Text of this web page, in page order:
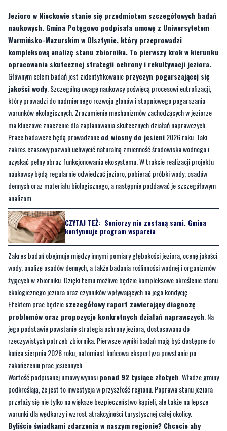
kompleksową analizę stanu zbiornika. To pierwszy krok w kierunku
opracowania skutecznej strategii ochrony i rekultywacji jeziora.
Głównym celem badań jest zidentyfikowanieprzyczyn pogarszającej się
jakości wody. Szczególną uwagę naukowcy poświęcą procesowi eutrofizacji,
który prowadzi do nadmiernego rozwoju glonów i stopniowego pogarszania
warunków ekologicznych. Zrozumienie mechanizmów zachodzących w jeziorze
ma kluczowe znaczenie dla zaplanowania skutecznych działań naprawczych.
Prace badawcze będą prowadzoneod wiosny do jesieni2026 roku. Taki
zakres czasowy pozwoli uchwycić naturalną zmienność środowiska wodnego i
uzyskać pełny obraz funkcjonowania ekosystemu. W trakcie realizacji projektu
naukowcy będą regularnie odwiedzać jezioro, pobierać próbki wody, osadów
dennych oraz materiału biologicznego, a następnie poddawać je szczegółowym
analizom.
CZYTAJ TEŻ:Seniorzy nie zostaną sami. Gmina
Zakres badań obejmuje między innymi pomiary głębokości jeziora, ocenę jakości
wody, analizę osadów dennych, a także badania roślinności wodnej i organizmów
żyjących w zbiorniku. Dzięki temu możliwe będzie kompleksowe określenie stanu
ekologicznego jeziora oraz czynników wpływających na jego kondycję.
Efektem prac będzieszczegółowy raport zawierający diagnozę
problemów oraz propozycje konkretnych działań naprawczych. Na
jego podstawie powstanie strategia ochrony jeziora, dostosowana do
rzeczywistych potrzeb zbiornika. Pierwsze wyniki badań mają być dostępne do
końca sierpnia 2026 roku, natomiast końcowa ekspertyza powstanie po
zakończeniu prac jesiennych.
Wartość podpisanej umowy wynosiponad 92 tysiące złotych. Władze gminy
podkreślają, że jest to inwestycja w przyszłość regionu. Poprawa stanu jeziora
przełoży się nie tylko na większe bezpieczeństwo kąpieli, ale także na lepsze
warunki dla wędkarzy i wzrost atrakcyjności turystycznej całej okolicy.
Byliście świadkami zdarzenia w naszym regionie? Chcecie aby
nasza redakcja zajęła się jakimś tematem? Czekamy na Wasze
sygnały i informacje. Można kontaktować się z naszą redakcją za
pośrednictwemstrony facebookoweji mailowo: